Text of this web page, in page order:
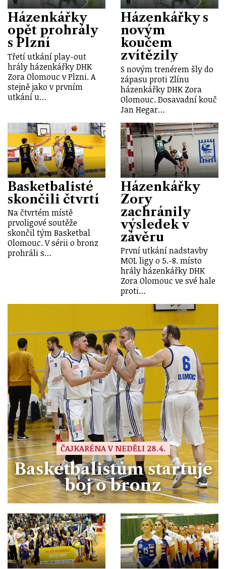
Házenkářky
opět prohrály
s Plzní
Třetí utkání play-out
hrály házenkářky DHK
Zora Olomouc v Plzni. A
stejně jako v prvním
utkání u…
Házenkářky s
novým
koučem
zvítězily
S novým trenérem šly do
zápasu proti Zlínu
házenkářky DHK Zora
Olomouc. Dosavadní kouč
Jan Hegar…
Basketbalisté
skončili čtvrtí
Na čtvrtém místě
prvoligové soutěže
skončil tým Basketbal
Olomouc. V sérii o bronz
prohráli s…
Házenkářky
Zory
zachránily
výsledek v
závěru
První utkání nadstavby
MOL ligy o 5.-8. místo
hrály házenkářky DHK
Zora Olomouc ve své hale
proti…
ČAJKARÉNA V NEDĚLI 28.4.
Basketbalistům startuje
boj o bronz